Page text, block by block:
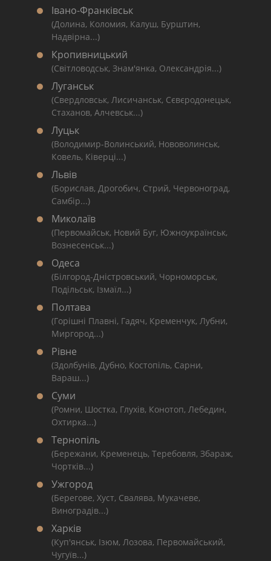
Івано-Франківськ
(Долина, Коломия, Калуш, Бурштин,
Надвірна...)
Кропивницький
(Світловодськ, Знам'янка, Олександрія...)
Луганськ
(Свердловськ, Лисичанськ, Сєвєродонецьк,
Стаханов, Алчевськ...)
Луцьк
(Володимир-Волинський, Нововолинськ,
Ковель, Ківерці...)
Львів
(Борислав, Дрогобич, Стрий, Червоноград,
Самбір...)
Миколаїв
(Первомайськ, Новий Буг, Южноукраїнськ,
Вознесенськ...)
Одеса
(Білгород-Дністровський, Чорноморськ,
Подільськ, Ізмаїл...)
Полтава
(Горішні Плавні, Гадяч, Кременчук, Лубни,
Миргород...)
Рівне
(Здолбунів, Дубно, Костопіль, Сарни,
Вараш...)
Суми
(Ромни, Шостка, Глухів, Конотоп, Лебедин,
Охтирка...)
Тернопіль
(Бережани, Кременець, Теребовля, Збараж,
Чортків...)
Ужгород
(Берегове, Хуст, Свалява, Мукачеве,
Виноградів...)
Харків
(Куп'янськ, Ізюм, Лозова, Первомайський,
Чугуїв...)